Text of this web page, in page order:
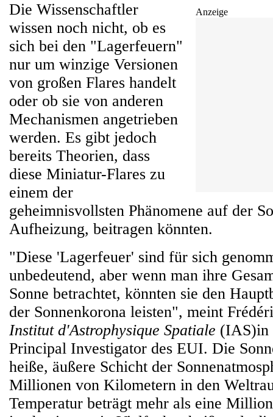
Anzeige
Die Wissenschaftler
wissen noch nicht, ob es
sich bei den "Lagerfeuern"
nur um winzige Versionen
von großen Flares handelt
oder ob sie von anderen
Mechanismen angetrieben
werden. Es gibt jedoch
bereits Theorien, dass
diese Miniatur-Flares zu
einem der
geheimnisvollsten Phänomene auf der
Aufheizung, beitragen könnten.
"Diese 'Lagerfeuer' sind für sich
unbedeutend, aber wenn man ihre
Sonne betrachtet, könnten sie den
der Sonnenkorona leisten", meint
Institut d'Astrophysique Spatiale (IAS)in
Principal Investigator des EUI. Die
heiße, äußere Schicht der
Millionen von Kilometern in den
Temperatur beträgt mehr als eine